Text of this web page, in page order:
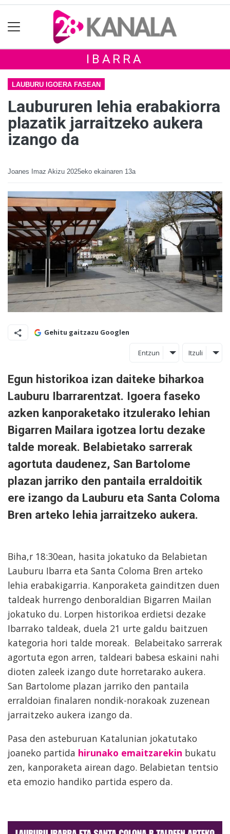
IBARRA
LAUBURU IGOERA FASEAN
Laubururen lehia erabakiorra
plazatik jarraitzeko aukera
izango da
Joanes Imaz Akizu 2025eko ekainaren 13a
Gehitu gaitzazu Googlen
Entzun Itzuli
Egun historikoa izan daiteke biharkoa
Lauburu Ibarrarentzat. Igoera faseko
azken kanporaketako itzulerako lehian
Bigarren Mailara igotzea lortu dezake
talde moreak. Belabietako sarrerak
agortuta daudenez, San Bartolome
plazan jarriko den pantaila erraldoitik
ere izango da Lauburu eta Santa Coloma
Bren arteko lehia jarraitzeko aukera.
Biha,r 18:30ean, hasita jokatuko da Belabietan
Lauburu Ibarra eta Santa Coloma Bren arteko
lehia erabakigarria. Kanporaketa gainditzen duen
taldeak hurrengo denboraldian Bigarren Mailan
jokatuko du. Lorpen historikoa erdietsi dezake
Ibarrako taldeak, duela 21 urte galdu baitzuen
kategoria hori talde moreak. Belabeitako sarrerak
agortuta egon arren, taldeari babesa eskaini nahi
dioten zaleek izango dute horretarako aukera.
San Bartolome plazan jarriko den pantaila
erraldoian finalaren nondik-norakoak zuzenean
jarraitzeko aukera izango da.
Pasa den asteburuan Katalunian jokatutako
joaneko partida hirunako emaitzarekin bukatu
zen, kanporaketa airean dago. Belabietan tentsio
eta emozio handiko partida espero da.